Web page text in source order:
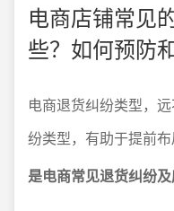
电商店铺常见
些？如何预防
电商退货纠纷类型，
纷类型，有助于提前布
是电商常见退货纠纷及